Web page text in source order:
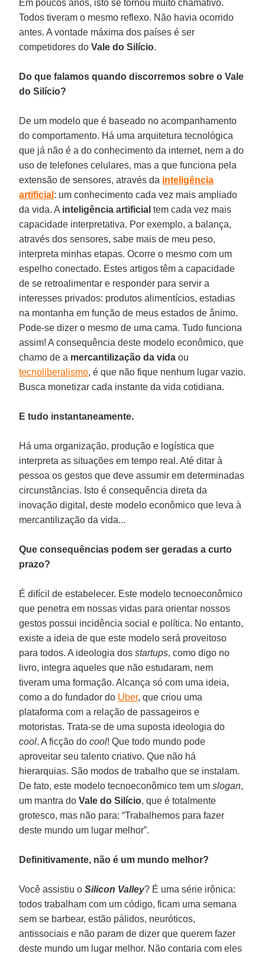
Em poucos anos, isto se tornou muito chamativo.
Todos tiveram o mesmo reflexo. Não havia ocorrido
antes. A vontade máxima dos países é ser
competidores doVale do Silício.
Do que falamos quando discorremos sobre o Vale
do Silício?
De um modelo que é baseado no acompanhamento
do comportamento. Há uma arquitetura tecnológica
que já não é a do conhecimento da internet, nem a do
uso de telefones celulares, mas a que funciona pela
extensão de sensores, através da inteligência
artificial : um conhecimento cada vez mais ampliado
da vida. A inteligência artificial tem cada vez mais
capacidade interpretativa. Por exemplo, a balança,
através dos sensores, sabe mais de meu peso,
interpreta minhas etapas. Ocorre o mesmo com um
espelho conectado. Estes artigos têm a capacidade
de se retroalimentar e responder para servir a
interesses privados: produtos alimentícios, estadias
na montanha em função de meus estados de ânimo.
Pode-se dizer o mesmo de uma cama. Tudo funciona
assim! A consequência deste modelo econômico, que
chamo de a mercantilização da vida ou
tecnoliberalismo, é que não fique nenhum lugar vazio.
Busca monetizar cada instante da vida cotidiana.
E tudo instantaneamente.
Há uma organização, produção e logística que
interpreta as situações em tempo real. Até ditar à
pessoa os gestos que deve assumir em determinadas
circunstâncias. Isto é consequência direta da
inovação digital, deste modelo econômico que leva à
mercantilização da vida...
Que consequências podem ser geradas a curto
prazo?
É difícil de estabelecer. Este modelo tecnoeconômico
que penetra em nossas vidas para orientar nossos
gestos possui incidência social e política. No entanto,
existe a ideia de que este modelo será proveitoso
para todos. A ideologia dosstartups, como digo no
livro, integra aqueles que não estudaram, nem
tiveram uma formação. Alcança só com uma ideia,
como a do fundador do Uber, que criou uma
plataforma com a relação de passageiros e
motoristas. Trata-se de uma suposta ideologia do
cool. A ficção docool! Que todo mundo pode
aproveitar seu talento criativo. Que não há
hierarquias. São modos de trabalho que se instalam.
De fato, este modelo tecnoeconômico tem umslogan,
um mantra do Vale do Silício, que é totalmente
grotesco, mas não para: “Trabalhemos para fazer
deste mundo um lugar melhor”.
Definitivamente, não é um mundo melhor?
Você assistiu oSilicon Valley? É uma série irônica:
todos trabalham com um código, ficam uma semana
sem se barbear, estão pálidos, neuróticos,
antissociais e não param de dizer que querem fazer
deste mundo um lugar melhor. Não contaria com eles